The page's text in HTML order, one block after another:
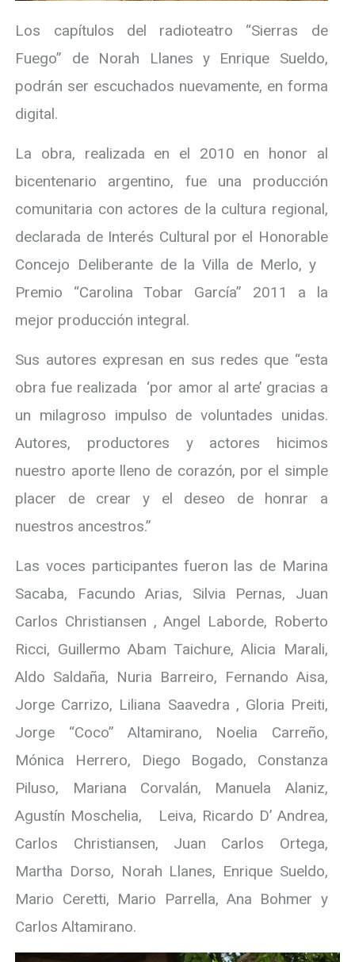
Los capítulos del radioteatro “Sierras de
Fuego” de Norah Llanes y Enrique Sueldo,
podrán ser escuchados nuevamente, en forma
digital.
La obra, realizada en el 2010 en honor al
bicentenario argentino, fue una producción
comunitaria con actores de la cultura regional,
declarada de Interés Cultural por el Honorable
Concejo Deliberante de la Villa de Merlo, y
Premio “Carolina Tobar García” 2011 a la
mejor producción integral.
Sus autores expresan en sus redes que “esta
obra fue realizada ‘por amor al arte’ gracias a
un milagroso impulso de voluntades unidas.
Autores, productores y actores hicimos
nuestro aporte lleno de corazón, por el simple
placer de crear y el deseo de honrar a
nuestros ancestros.”
Las voces participantes fueron las de Marina
Sacaba, Facundo Arias, Silvia Pernas, Juan
Carlos Christiansen , Angel Laborde, Roberto
Ricci, Guillermo Abam Taichure, Alicia Marali,
Aldo Saldaña, Nuria Barreiro, Fernando Aisa,
Jorge Carrizo, Liliana Saavedra , Gloria Preiti,
Jorge “Coco” Altamirano, Noelia Carreño,
Mónica Herrero, Diego Bogado, Constanza
Piluso, Mariana Corvalán, Manuela Alaniz,
Agustín Moschelia, Leiva, Ricardo D’ Andrea,
Carlos Christiansen, Juan Carlos Ortega,
Martha Dorso, Norah Llanes, Enrique Sueldo,
Mario Ceretti, Mario Parrella, Ana Bohmer y
Carlos Altamirano.